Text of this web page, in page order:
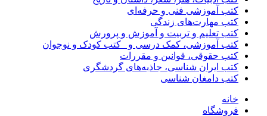
کتب آموزشی فنی و حرفه‌ای
کتب مهارت‌های زندگی
کتب تعلیم و تربیت و آموزش و پرورش
کتب آموزشی، کمک درسی و _کتب کودک و نوجوان
کتب حقوقی، قوانین و مقررات
کتب ایران شناسی، جاذبه‌های گردشگری
کتب دامغان شناسی
خانه
فروشگاه